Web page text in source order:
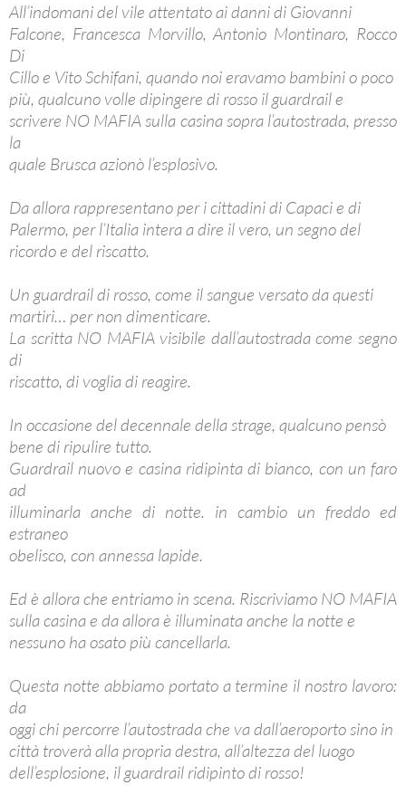
All’indomani del vile attentato ai danni di Giovanni
Falcone, Francesca Morvillo, Antonio Montinaro, Rocco
Di
Cillo e Vito Schifani, quando noi eravamo bambini o poco
più, qualcuno volle dipingere di rosso il guardrail e
scrivere NO MAFIA sulla casina sopra l’autostrada, presso
la
quale Brusca azionò l’esplosivo.
Da allora rappresentano per i cittadini di Capaci e di
Palermo, per l’Italia intera a dire il vero, un segno del
ricordo e del riscatto.
Un guardrail di rosso, come il sangue versato da questi
martiri… per non dimenticare.
La scritta NO MAFIA visibile dall’autostrada come segno
di
riscatto, di voglia di reagire.
In occasione del decennale della strage, qualcuno pensò
bene di ripulire tutto.
Guardrail nuovo e casina ridipinta di bianco, con un faro
ad
illuminarla anche di notte. in cambio un freddo ed
estraneo
obelisco, con annessa lapide.
Ed è allora che entriamo in scena. Riscriviamo NO MAFIA
sulla casina e da allora è illuminata anche la notte e
nessuno ha osato più cancellarla.
Questa notte abbiamo portato a termine il nostro lavoro:
da
oggi chi percorre l’autostrada che va dall’aeroporto sino in
città troverà alla propria destra, all’altezza del luogo
dell’esplosione, il guardrail ridipinto di rosso!